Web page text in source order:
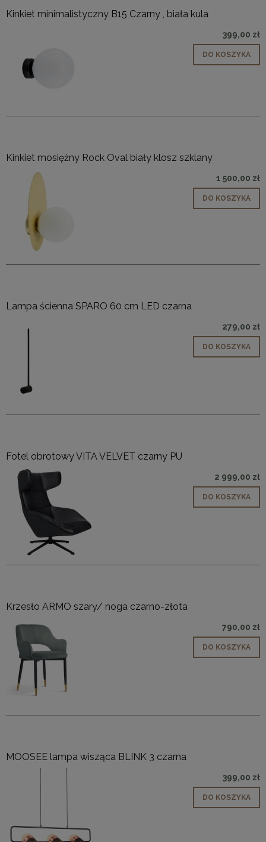
Kinkiet minimalistyczny B15 Czarny , biała kula
399,00 zł
DO KOSZYKA
Kinkiet mosiężny Rock Oval biały klosz szklany
1 500,00 zł
DO KOSZYKA
Lampa ścienna SPARO 60 cm LED czarna
279,00 zł
DO KOSZYKA
Fotel obrotowy VITA VELVET czarny PU
2 999,00 zł
DO KOSZYKA
Krzesło ARMO szary/ noga czarno-złota
790,00 zł
DO KOSZYKA
MOOSEE lampa wisząca BLINK 3 czarna
399,00 zł
DO KOSZYKA